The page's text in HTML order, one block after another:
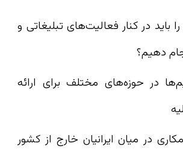
باید در کنار فعالیت‌های تبلیغاتی و
دهیم؟
در حوزه‌های مختلف برای ارائه
در میان ایرانیان خارج از کشور